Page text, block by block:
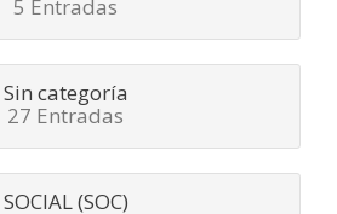
5 Entradas
Sin categoría
27 Entradas
SOCIAL (SOC)